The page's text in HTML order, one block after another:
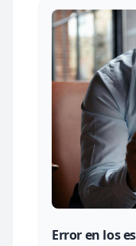
Error en los